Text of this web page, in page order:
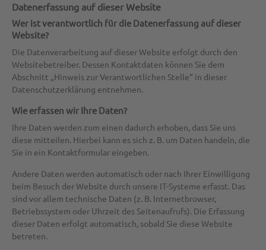
Datenerfassung auf dieser Website
Wer ist verantwortlich für die Datenerfassung auf dieser
Website?
Die Datenverarbeitung auf dieser Website erfolgt durch den
Websitebetreiber. Dessen Kontaktdaten können Sie dem
Abschnitt „Hinweis zur Verantwortlichen Stelle“ in dieser
Datenschutzerklärung entnehmen.
Wie erfassen wir Ihre Daten?
Ihre Daten werden zum einen dadurch erhoben, dass Sie uns
diese mitteilen. Hierbei kann es sich z. B. um Daten handeln, die
Sie in ein Kontaktformular eingeben.
Andere Daten werden automatisch oder nach Ihrer Einwilligung
beim Besuch der Website durch unsere IT-Systeme erfasst. Das
sind vor allem technische Daten (z. B. Internetbrowser,
Betriebssystem oder Uhrzeit des Seitenaufrufs). Die Erfassung
dieser Daten erfolgt automatisch, sobald Sie diese Website
betreten.